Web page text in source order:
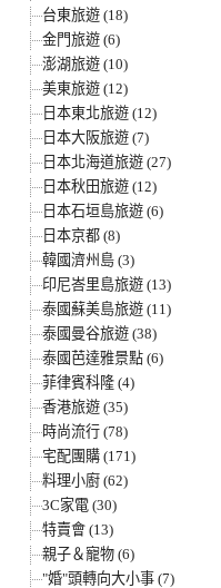
台東旅遊 (18)
金門旅遊 (6)
澎湖旅遊 (10)
美東旅遊 (12)
日本東北旅遊 (12)
日本大阪旅遊 (7)
日本北海道旅遊 (27)
日本秋田旅遊 (12)
日本石垣島旅遊 (6)
日本京都 (8)
韓國濟州島 (3)
印尼峇里島旅遊 (13)
泰國蘇美島旅遊 (11)
泰國曼谷旅遊 (38)
泰國芭達雅景點 (6)
菲律賓科隆 (4)
香港旅遊 (35)
時尚流行 (78)
宅配團購 (171)
料理小廚 (62)
3C家電 (30)
特賣會 (13)
親子＆寵物 (6)
"婚"頭轉向大小事 (7)